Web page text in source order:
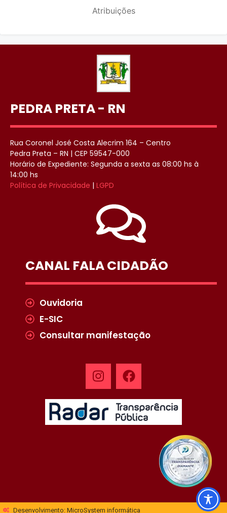
Atribuições
PEDRA PRETA - RN
Rua Coronel José Costa Alecrim 164 – Centro
Pedra Preta – RN | CEP 59547-000
Horário de Expediente: Segunda a sexta as 08:00 hs à
14:00 hs
Política de Privacidade | LGPD
CANAL FALA CIDADÃO
Ouvidoria
E-SIC
Consultar manifestação
Desenvolvimento: MicroSystem informática